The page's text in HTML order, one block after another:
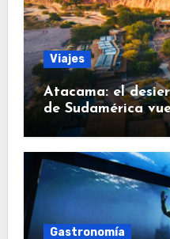
Viajes
Atacama: el
de Sudamérica
los viajeros
Gastronomía